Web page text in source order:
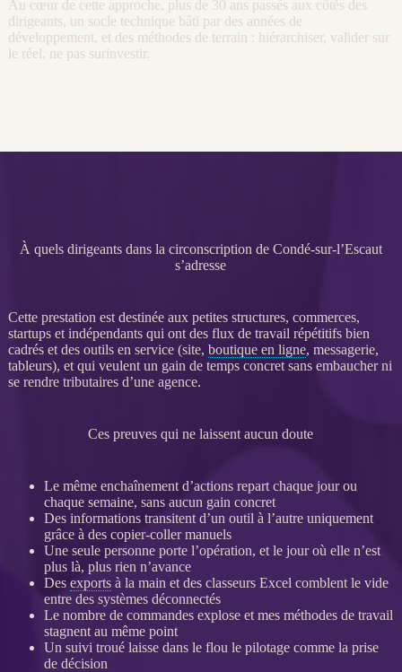
Au cœur de cette approche, plus de 30 ans passés aux côtés des
dirigeants, un socle technique bâti par des années de
développement, et des méthodes de terrain : hiérarchiser, valider sur
le réel, ne pas surinvestir.
À quels dirigeants dans la circonscription de Condé-sur-l’Escaut
s’adresse
Cette prestation est destinée aux petites structures, commerces,
startups et indépendants qui ont des fluxde travail répétitifs bien
cadrés et des outils en service (site, boutique en ligne, messagerie,
tableurs), et qui veulent un gain de temps concret sans embaucher ni
se rendre tributaires d’une agence.
Ces preuves qui ne laissent aucun doute
Le même enchaînement d’actions repart chaque jour ou
chaque semaine, sans aucun gain concret
Des informations transitent d’un outil à l’autre uniquement
grâce à des copier-coller manuels
Une seule personne porte l’opération, et le jour où elle n’est
plus là, plus rien n’avance
Des exportsà la main et des classeurs Excel comblent le vide
entre des systèmes déconnectés
Le nombre de commandes explose et mes méthodes de travail
stagnent au même point
Un suivi troué laisse dans le flou le pilotagecomme la prise
de décision